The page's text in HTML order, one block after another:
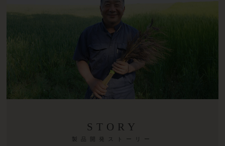
STORY
製品開発ストーリー